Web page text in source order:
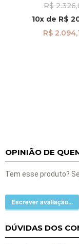
Coração
ac07851
R$
10x de R$
R$
OPINIÃO DE
Tem esse produto?
Escrever avaliação...
DÚVIDAS DOS